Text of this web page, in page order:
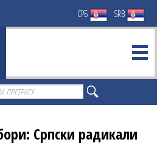
СРБ SRB
Српски радикали